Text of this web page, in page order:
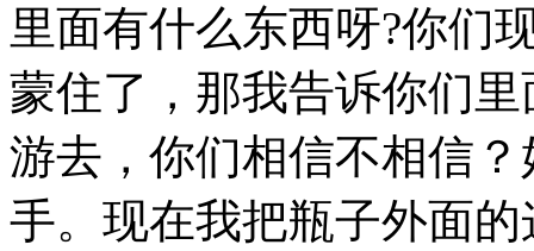
里面有什么东西呀?你们
蒙住了，那我告诉你们
游去，你们相信不相信
手。现在我把瓶子外面